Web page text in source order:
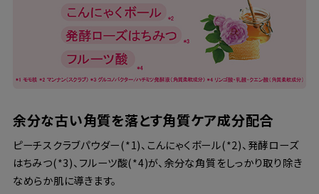
余分な古い角質を落とす角質ケア成分配合
ピーチスクラブパウダー(*1)、こんにゃくボール(*2)、発酵ローズ
はちみつ(*3)、フルーツ酸(*4)が、余分な角質をしっかり取り除き
なめらか肌に導きます。